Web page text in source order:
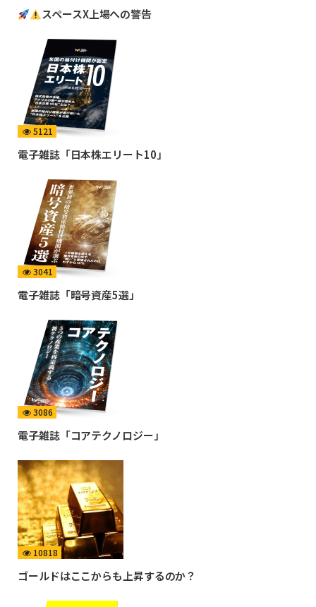
スペースX上場への警告
5121
電子雑誌「日本株エリート10」
3041
電子雑誌「暗号資産5選」
3086
電子雑誌「コアテクノロジー」
10818
ゴールドはここからも上昇するのか？